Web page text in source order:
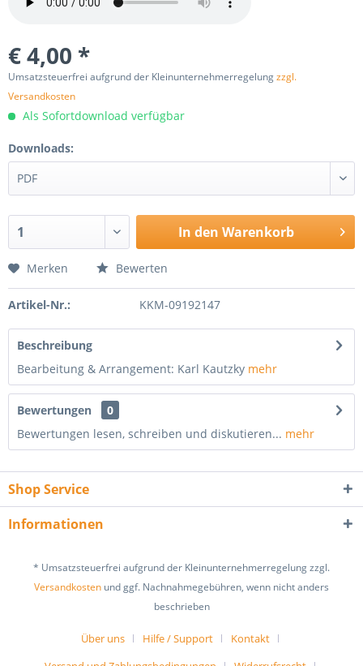
€ 4,00 *
Umsatzsteuerfrei aufgrund der Kleinunternehmerregelungzzgl.
Versandkosten
Als Sofortdownload verfügbar
Downloads:
In den Warenkorb
Merken Bewerten
Artikel-Nr.: KKM-09192147
Beschreibung
Bearbeitung & Arrangement: Karl Kautzky mehr
Bewertungen
0
Bewertungen lesen, schreiben und diskutieren... mehr
Shop Service
Informationen
* Umsatzsteuerfrei aufgrund der Kleinunternehmerregelung zzgl.
Versandkosten und ggf. Nachnahmegebühren, wenn nicht anders
beschrieben
Über uns Hilfe / Support
Kontakt